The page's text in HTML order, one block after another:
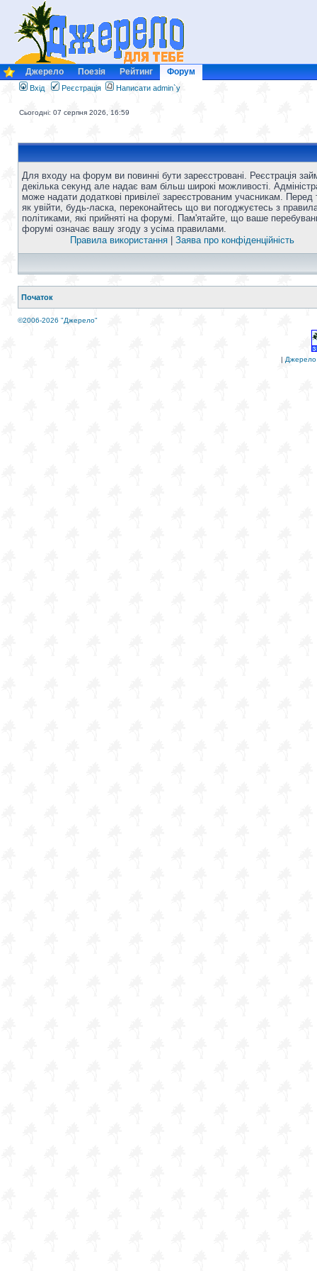
Джерело Поезія Рейтинг Форум
Вхід Реєстрація Написати admin`у
Сьогодні: 07 серпня 2026, 16:59
Для входу на форум ви повинні бути зареєстровані. Реєстрація
декілька секунд але надає вам більш широкі можливості.
може надати додаткові привілеї зареєстрованим учасникам. Перед
як увійти, будь-ласка, переконайтесь що ви погоджуєтесь з
політиками, які прийняті на форумі. Пам'ятайте, що ваше
форумі означає вашу згоду з усіма правилами.
Правила використання
Заява про конфіденційність
Початок
©2006-2026 "Джерело"
| Джерело